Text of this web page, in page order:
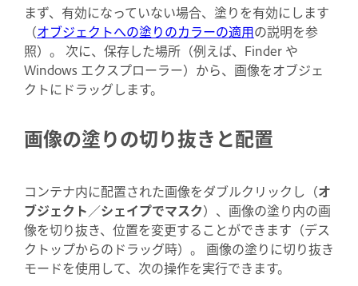
まず、有効になっていない場合、塗りを有効にします
（オブジェクトへの塗りのカラーの適用の説明を参
照）。 次に、保存した場所（例えば、Finder や
Windows エクスプローラー）から、画像をオブジェ
クトにドラッグします。
画像の塗りの切り抜きと配置
コンテナ内に配置された画像をダブルクリックし（オ
ブジェクト ／シェイプでマスク）、画像の塗り内の画
像を切り抜き、位置を変更することができます（デス
クトップからのドラッグ時）。 画像の塗りに切り抜き
モードを使用して、次の操作を実行できます。